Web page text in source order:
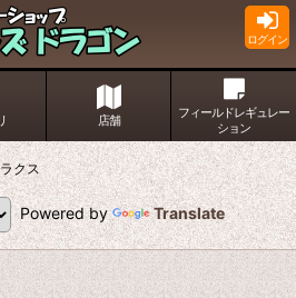
ログイン
店舗
フィールドレギュレー
ション
クス
Powered by Translate